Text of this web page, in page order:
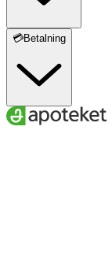
💳Betalning